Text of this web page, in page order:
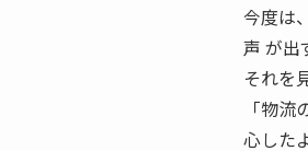
今度は
声 が出
それを
「物
心した